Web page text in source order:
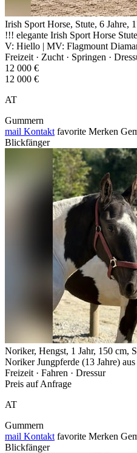
Irish Sport Horse, Stute, 6 Jahre,
!!! elegante Irish Sport Horse
V: Hiello | MV: Flagmount
Freizeit · Zucht · Springen ·
12 000 €
12 000 €
AT
Gummern
mail Kontakt favorite Merken
Blickfänger
Noriker, Hengst, 1 Jahr, 150 cm,
Noriker Jungpferde (13 Jahre)
Freizeit · Fahren · Dressur
Preis auf Anfrage
AT
Gummern
mail Kontakt favorite Merken
Blickfänger